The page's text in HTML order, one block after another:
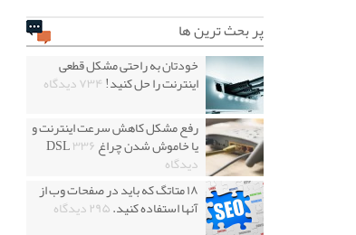
پر بحث ترین ها
خودتان به راحتی مشکل قطعی
اینترنت را حل کنید!۷۳۴ دیدگاه
رفع مشکل کاهش سرعت اینترنت و
یا خاموش شدن چراغ DSL۳۳۶
دیدگاه
۱۸ متاتگ که باید در صفحات وب از
آنها استفاده کنید.۲۹۵ دیدگاه